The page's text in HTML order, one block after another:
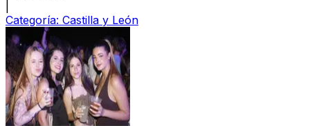
Categoría: Castilla y León